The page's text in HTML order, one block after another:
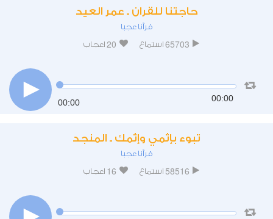
حاجتنا للقران ـ عمر العيد
قرآنا عجبا
65703 استماع 20 اعجاب
00:00 00:00
تبوء بإثمي وإثمك ـ المنجد
قرآنا عجبا
58516 استماع 16 اعجاب